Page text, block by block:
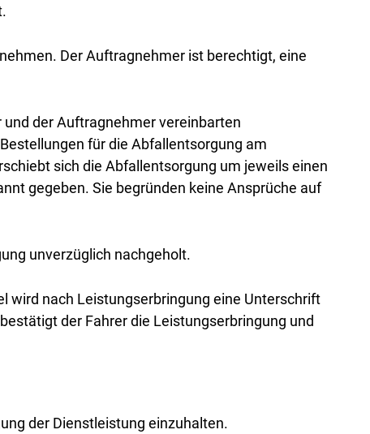
Der Auftragnehmer ist berechtigt, eine
der Auftragnehmer vereinbarten
für die Abfallentsorgung am
sich die Abfallentsorgung um jeweils einen
gegeben. Sie begründen keine Ansprüche auf
unverzüglich nachgeholt.
wird nach Leistungserbringung eine Unterschrift
der Fahrer die Leistungserbringung und
der Dienstleistung einzuhalten.